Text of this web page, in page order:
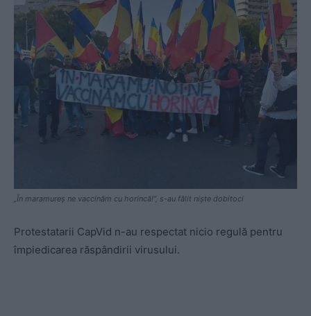
„În maramureș ne vaccinăm cu horincă!”, s-au fălit niște dobitoci
Protestatarii CapVid n-au respectat nicio regulă pentru
împiedicarea răspândirii virusului.